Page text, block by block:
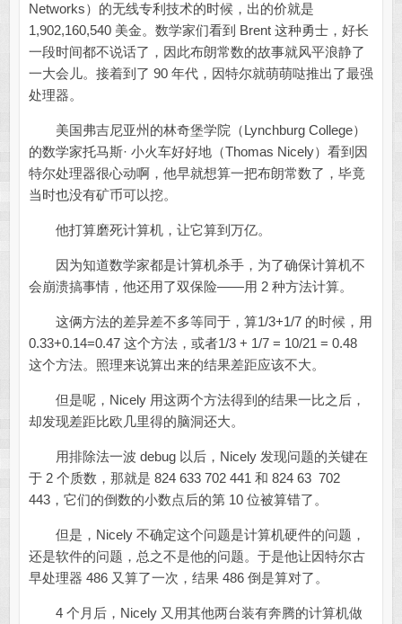
Networks）的无线专利技术的时候，出的价就是
1,902,160,540 美金。数学家们看到 Brent 这种勇士，好长
一段时间都不说话了，因此布朗常数的故事就风平浪静了
一大会儿。接着到了 90 年代，因特尔就萌萌哒推出了最强
处理器。
美国弗吉尼亚州的林奇堡学院（Lynchburg College）
的数学家托马斯· 小火车好好地（Thomas Nicely）看到因
特尔处理器很心动啊，他早就想算一把布朗常数了，毕竟
当时也没有矿币可以挖。
他打算磨死计算机，让它算到万亿。
因为知道数学家都是计算机杀手，为了确保计算机不
会崩溃搞事情，他还用了双保险——用 2 种方法计算。
这俩方法的差异差不多等同于，算1/3+1/7 的时候，用
0.33+0.14=0.47 这个方法，或者1/3 + 1/7 = 10/21 = 0.48
这个方法。照理来说算出来的结果差距应该不大。
但是呢，Nicely 用这两个方法得到的结果一比之后，
却发现差距比欧几里得的脑洞还大。
用排除法一波 debug 以后，Nicely 发现问题的关键在
于 2 个质数，那就是 824 633 702 441 和 824 63 702
443，它们的倒数的小数点后的第 10 位被算错了。
但是，Nicely 不确定这个问题是计算机硬件的问题，
还是软件的问题，总之不是他的问题。于是他让因特尔古
早处理器 486 又算了一次，结果 486 倒是算对了。
4 个月后，Nicely 又用其他两台装有奔腾的计算机做